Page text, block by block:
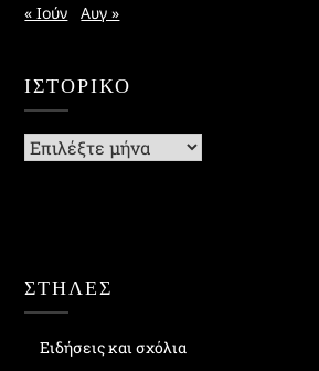
« Ιούν
Αυγ »
ΙΣΤΟΡΙΚΌ
Ιστορικό
ΣΤΗΛΕΣ
Ειδήσεις και σχόλια